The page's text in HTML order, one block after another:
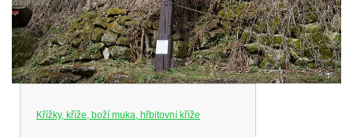
Křížky, kříže, boží muka, hřbitovní kříže